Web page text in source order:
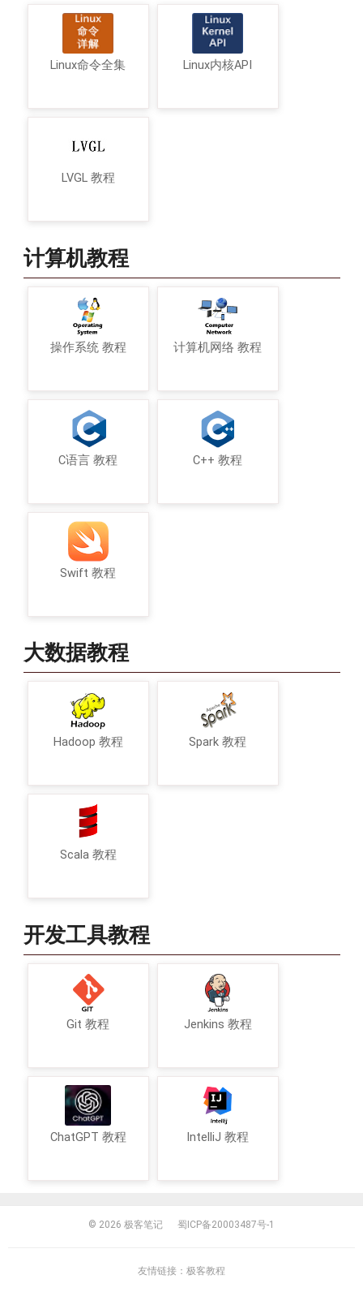
Linux命令全集 Linux内核API
LVGL 教程
计算机教程
操作系统 教程 计算机网络 教程
C语言 教程 C++ 教程
Swift 教程
大数据教程
Hadoop 教程 Spark 教程
Scala 教程
开发工具教程
Git 教程 Jenkins 教程
ChatGPT 教程 IntelliJ 教程
© 2026 极客笔记 蜀ICP备20003487号-1
友情链接： 极客教程